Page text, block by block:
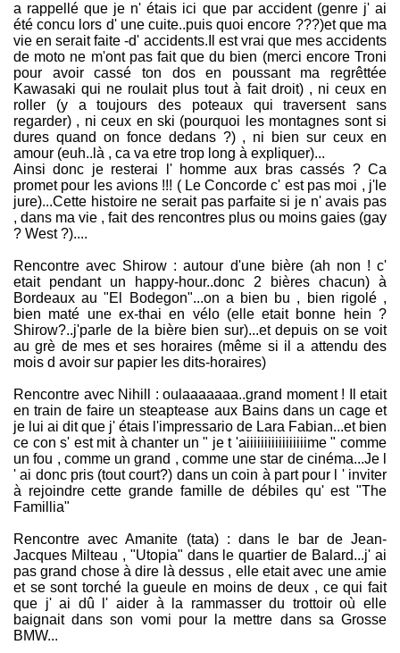
a rappellé que je n' étais ici que par accident (genre j' ai
été concu lors d' une cuite..puis quoi encore ???)et que ma
vie en serait faite -d' accidents.Il est vrai que mes accidents
de moto ne m'ont pas fait que du bien (merci encore Troni
pour avoir cassé ton dos en poussant ma regrêttée
Kawasaki qui ne roulait plus tout à fait droit) , ni ceux en
roller (y a toujours des poteaux qui traversent sans
regarder) , ni ceux en ski (pourquoi les montagnes sont si
dures quand on fonce dedans ?) , ni bien sur ceux en
amour (euh..là , ca va etre trop long à expliquer)...
Ainsi donc je resterai l' homme aux bras cassés ? Ca
promet pour les avions !!! ( Le Concorde c' est pas moi , j'le
jure)...Cette histoire ne serait pas parfaite si je n' avais pas
, dans ma vie , fait des rencontres plus ou moins gaies (gay
? West ?)....
Rencontre avec Shirow : autour d'une bière (ah non ! c'
etait pendant un happy-hour..donc 2 bières chacun) à
Bordeaux au "El Bodegon"...on a bien bu , bien rigolé ,
bien maté une ex-thai en vélo (elle etait bonne hein ?
Shirow?..j'parle de la bière bien sur)...et depuis on se voit
au grè de mes et ses horaires (même si il a attendu des
mois d avoir sur papier les dits-horaires)
Rencontre avec Nihill : oulaaaaaaa..grand moment ! Il etait
en train de faire un steaptease aux Bains dans un cage et
je lui ai dit que j' étais l'impressario de Lara Fabian...et bien
ce con s' est mit à chanter un " je t 'aiiiiiiiiiiiiiiiiime " comme
un fou , comme un grand , comme une star de cinéma...Je l
' ai donc pris (tout court?) dans un coin à part pour l ' inviter
à rejoindre cette grande famille de débiles qu' est "The
Famillia"
Rencontre avec Amanite (tata) : dans le bar de Jean-
Jacques Milteau , "Utopia" dans le quartier de Balard...j' ai
pas grand chose à dire là dessus , elle etait avec une amie
et se sont torché la gueule en moins de deux , ce qui fait
que j' ai dû l' aider à la rammasser du trottoir où elle
baignait dans son vomi pour la mettre dans sa Grosse
BMW...